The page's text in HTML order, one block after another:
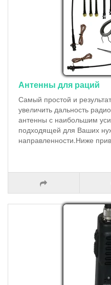
Антенны для раций
Самый простой и
увеличить дальность
антенны с наибольшим
подходящей для Ваших
направленности.Ниже прив